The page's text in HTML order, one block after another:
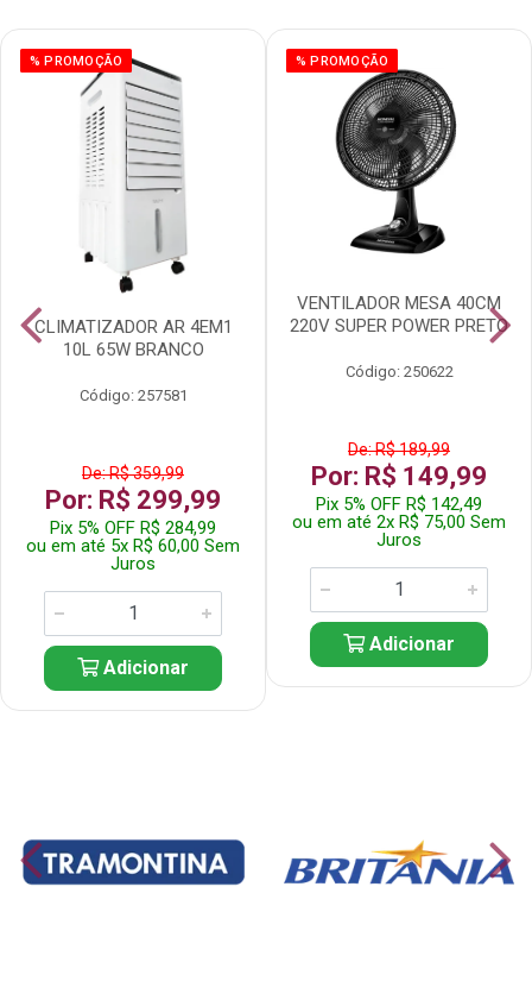
% PROMOÇÃO
CLIMATIZADOR AR 4EM1
10L 65W BRANCO
Código: 257581
De: R$ 359,99
Por: R$ 299,99
Pix 5% OFF R$ 284,99
ou em até 5x R$ 60,00 Sem
Juros
Adicionar
% PROMOÇÃO
VENTILADOR MESA 40CM
220V SUPER POWER PRETO
Código: 250622
De: R$ 189,99
Por: R$ 149,99
Pix 5% OFF R$ 142,49
ou em até 2x R$ 75,00 Sem
Juros
Adicionar